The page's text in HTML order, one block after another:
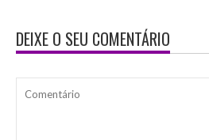
DEIXE O SEU COMENTÁRIO